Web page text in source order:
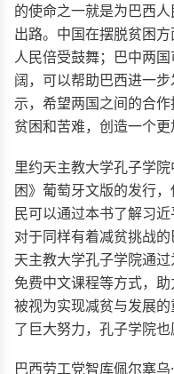
的使命之一就是为巴西
出路。中国在摆脱贫困
人民倍受鼓舞；巴中两
阔，可以帮助巴西进一
示，希望两国之间的合作
贫困和苦难，创造一个更
里约天主教大学孔子学
困》葡萄牙文版的发行
民可以通过本书了解习
对于同样有着减贫挑战
天主教大学孔子学院通
免费中文课程等方式，
被视为实现减贫与发展
了巨大努力，孔子学院也
巴西劳工党智库佩尔塞乌